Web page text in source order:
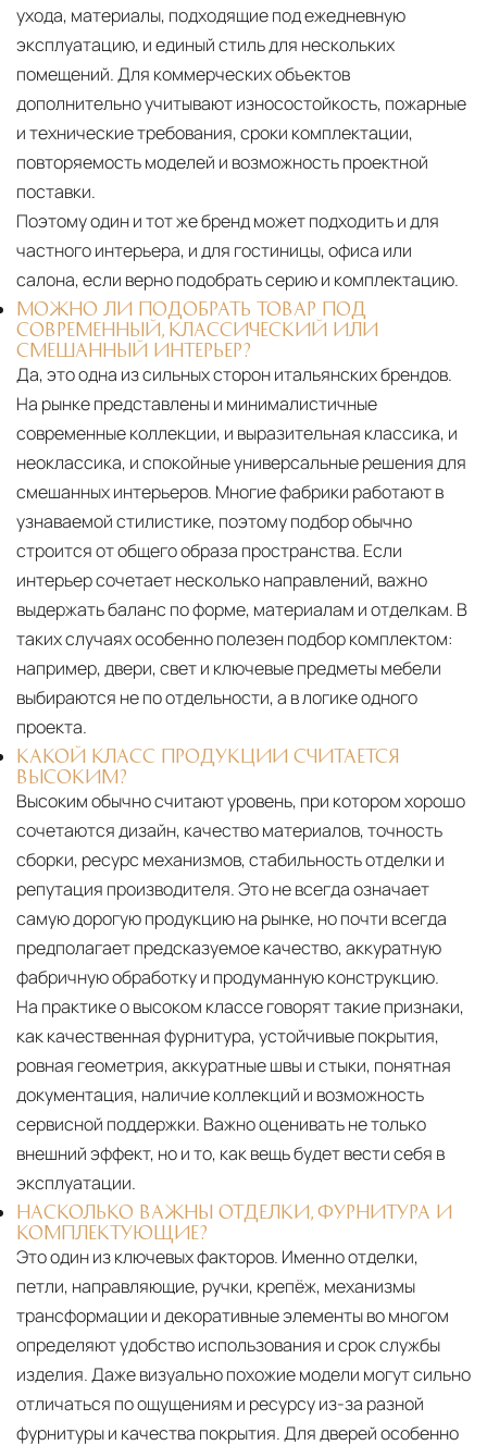
ухода, материалы, подходящие под ежедневную
эксплуатацию, и единый стиль для нескольких
помещений. Для коммерческих объектов
дополнительно учитывают износостойкость, пожарные
и технические требования, сроки комплектации,
повторяемость моделей и возможность проектной
поставки.
Поэтому один и тот же бренд может подходить и для
частного интерьера, и для гостиницы, офиса или
салона, если верно подобрать серию и комплектацию.
МОЖНО ЛИ ПОДОБРАТЬ ТОВАР ПОД
СОВРЕМЕННЫЙ, КЛАССИЧЕСКИЙ ИЛИ
СМЕШАННЫЙ ИНТЕРЬЕР?
Да, это одна из сильных сторон итальянских брендов.
На рынке представлены и минималистичные
современные коллекции, и выразительная классика, и
неоклассика, и спокойные универсальные решения для
смешанных интерьеров. Многие фабрики работают в
узнаваемой стилистике, поэтому подбор обычно
строится от общего образа пространства. Если
интерьер сочетает несколько направлений, важно
выдержать баланс по форме, материалам и отделкам. В
таких случаях особенно полезен подбор комплектом:
например, двери, свет и ключевые предметы мебели
выбираются не по отдельности, а в логике одного
проекта.
КАКОЙ КЛАСС ПРОДУКЦИИ СЧИТАЕТСЯ
ВЫСОКИМ?
Высоким обычно считают уровень, при котором хорошо
сочетаются дизайн, качество материалов, точность
сборки, ресурс механизмов, стабильность отделки и
репутация производителя. Это не всегда означает
самую дорогую продукцию на рынке, но почти всегда
предполагает предсказуемое качество, аккуратную
фабричную обработку и продуманную конструкцию.
На практике о высоком классе говорят такие признаки,
как качественная фурнитура, устойчивые покрытия,
ровная геометрия, аккуратные швы и стыки, понятная
документация, наличие коллекций и возможность
сервисной поддержки. Важно оценивать не только
внешний эффект, но и то, как вещь будет вести себя в
эксплуатации.
НАСКОЛЬКО ВАЖНЫ ОТДЕЛКИ, ФУРНИТУРА И
КОМПЛЕКТУЮЩИЕ?
Это один из ключевых факторов. Именно отделки,
петли, направляющие, ручки, крепёж, механизмы
трансформации и декоративные элементы во многом
определяют удобство использования и срок службы
изделия. Даже визуально похожие модели могут сильно
отличаться по ощущениям и ресурсу из-за разной
фурнитуры и качества покрытия. Для дверей особенно